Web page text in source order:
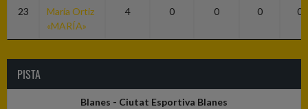
23
María Ortiz
«MARÍA»
4 0 0 0 0
PISTA
Blanes - Ciutat Esportiva Blanes